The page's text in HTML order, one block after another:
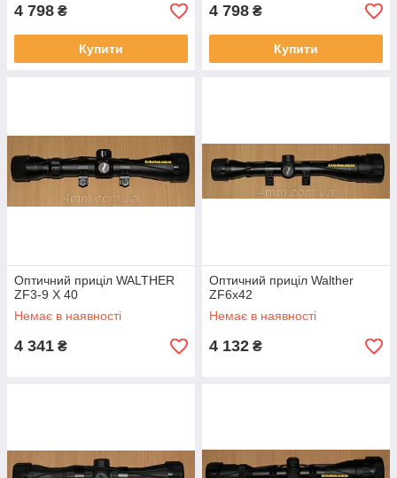
4 798 ₴
Купити
4 798 ₴
Купити
Оптичний приціл WALTHER
ZF3-9 X 40
Немає в наявності
4 341 ₴
Оптичний приціл Walther
ZF6x42
Немає в наявності
4 132 ₴